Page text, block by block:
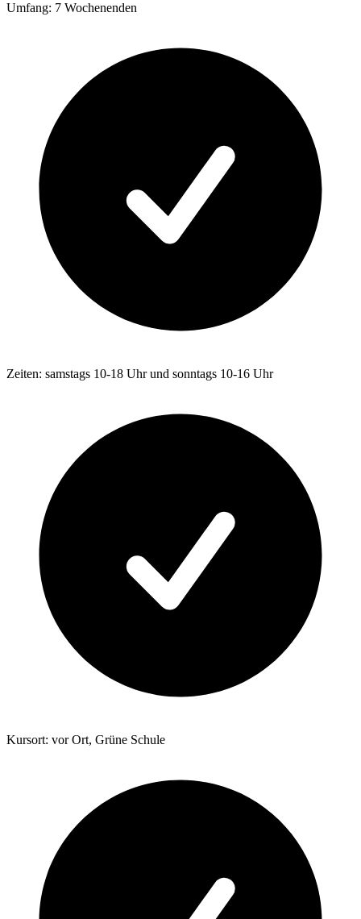
Umfang: 7 Wochenenden
Zeiten: samstags 10-18 Uhr und sonntags 10-16 Uhr
Kursort: vor Ort, Grüne Schule